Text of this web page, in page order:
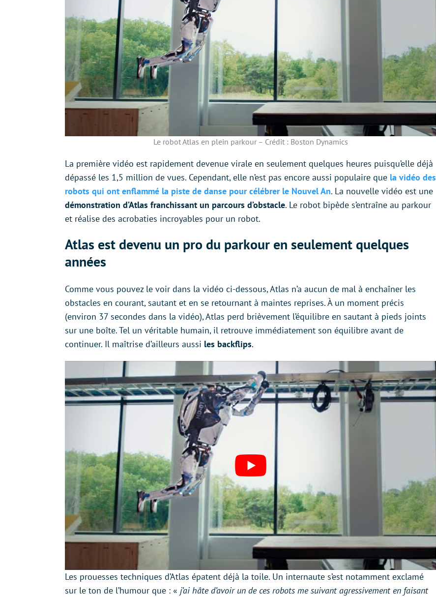
Le robot Atlas en plein parkour – Crédit : Boston Dynamics
La première vidéo est rapidement devenue virale en seulement quelques heures puisqu’elle déjà
dépassé les 1,5 million de vues. Cependant, elle n’est pas encore aussi populaire que la vidéo des
robots qui ont enflammé la piste de danse pour célébrer le Nouvel An. La nouvelle vidéo est une
démonstration d’Atlas franchissant un parcours d’obstacle. Le robot bipède s’entraîne au parkour
et réalise des acrobaties incroyables pour un robot.
Atlas est devenu un pro du parkour en seulement quelques
années
Comme vous pouvez le voir dans la vidéo ci-dessous, Atlas n’a aucun de mal à enchaîner les
obstacles en courant, sautant et en se retournant à maintes reprises. À un moment précis
(environ 37 secondes dans la vidéo), Atlas perd brièvement l’équilibre en sautant à pieds joints
sur une boîte. Tel un véritable humain, il retrouve immédiatement son équilibre avant de
continuer. Il maîtrise d’ailleurs aussi les backflips.
Les prouesses techniques d’Atlas épatent déjà la toile. Un internaute s’est notamment exclamé
sur le ton de l’humour que : « j’ai hâte d’avoir un de ces robots me suivant agressivement en faisant